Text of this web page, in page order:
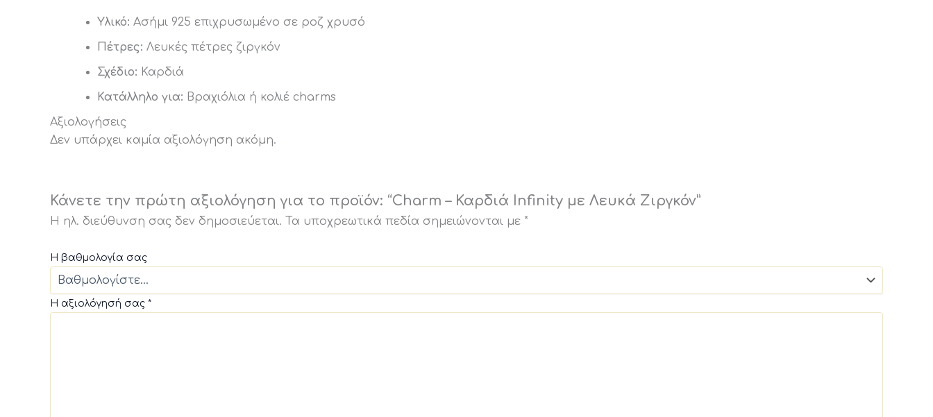
Υλικό: Ασήμι 925 επιχρυσωμένο σε ροζ χρυσό
Πέτρες: Λευκές πέτρες ζιργκόν
Σχέδιο: Καρδιά
Κατάλληλο για: Βραχιόλια ή κολιέ charms
Αξιολογήσεις
Δεν υπάρχει καμία αξιολόγηση ακόμη.
Κάνετε την πρώτη αξιολόγηση για το προϊόν: “Charm – Καρδιά Infinity με Λευκά Ζιργκόν”
Η ηλ. διεύθυνση σας δεν δημοσιεύεται. Τα υποχρεωτικά πεδία σημειώνονται με *
Η βαθμολογία σας
Η αξιολόγησή σας *